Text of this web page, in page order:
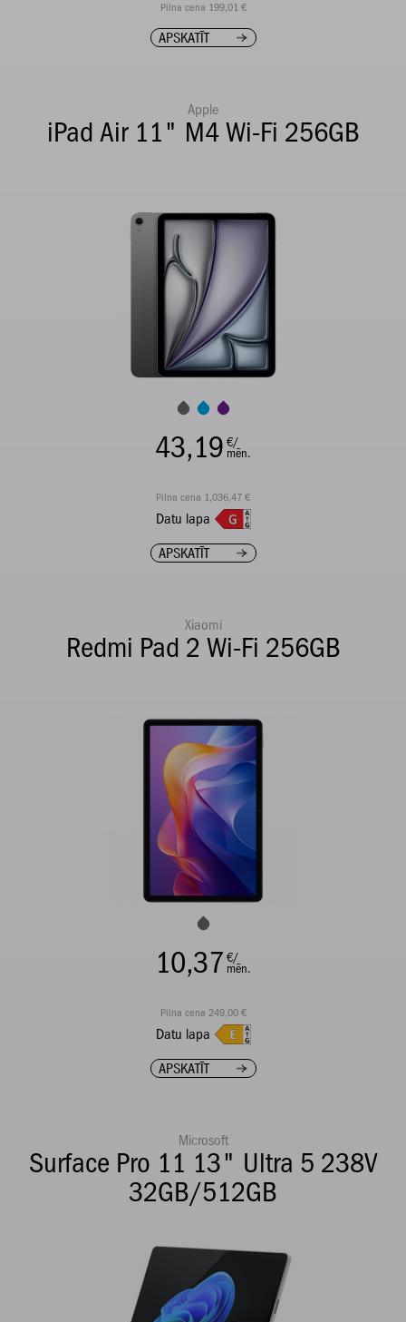
Pilna cena 199,01 €
APSKATĪT
Apple
iPad Air 11" M4 Wi-Fi 256GB
43,19 €/
mēn.
Pilna cena 1,036,47 €
Datu lapa
APSKATĪT
Xiaomi
Redmi Pad 2 Wi-Fi 256GB
10,37 €/
mēn.
Pilna cena 249,00 €
Datu lapa
APSKATĪT
Microsoft
Surface Pro 11 13" Ultra 5 238V
32GB/512GB